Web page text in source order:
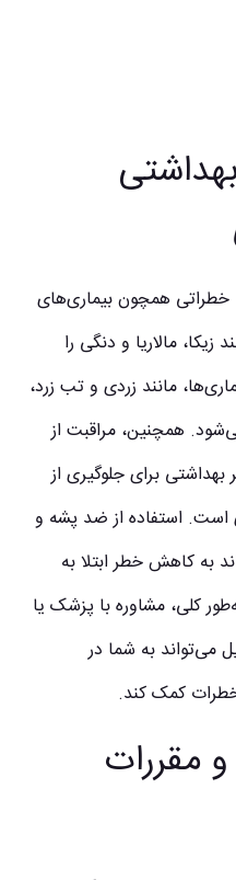
خطراتی همچون بیماری‌های
مالاریا و دنگی را
مانند زردی و تب زرد،
همچنین، مراقبت از
برای جلوگیری از
استفاده از ضد پشه و
به کاهش خطر ابتلا به
کلی، مشاوره با پزشک یا
می‌تواند به شما در
خطرات کمک کند.
و مقررات